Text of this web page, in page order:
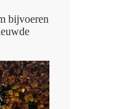
bijvoeren